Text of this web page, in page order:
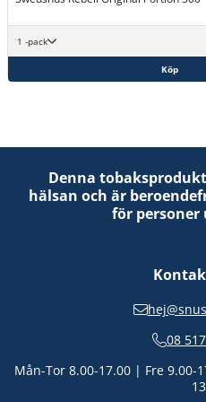
1 -pack
Köp
Denna
hälsan och är
för personer
08
Mån-Tor 8.00-17.00 | Fre